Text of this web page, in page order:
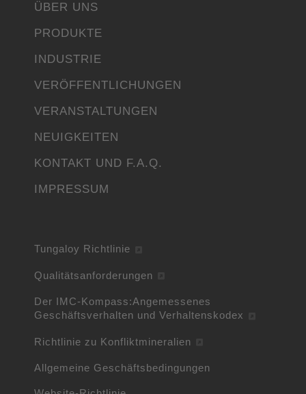
ÜBER UNS
PRODUKTE
INDUSTRIE
VERÖFFENTLICHUNGEN
VERANSTALTUNGEN
NEUIGKEITEN
KONTAKT UND F.A.Q.
IMPRESSUM
Tungaloy Richtlinie
Qualitätsanforderungen
Der IMC-Kompass:Angemessenes
Geschäftsverhalten und Verhaltenskodex
Richtlinie zu Konfliktmineralien
Allgemeine Geschäftsbedingungen